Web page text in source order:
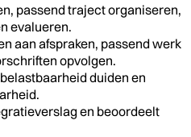
passend traject organiseren,
evalueren.
aan afspraken, passend werk
opvolgen.
duiden en
en beoordeelt